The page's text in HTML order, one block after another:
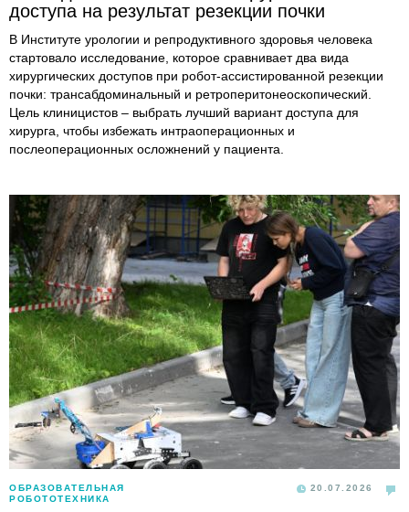
доступа на результат резекции почки
В Институте урологии и репродуктивного здоровья человека
стартовало исследование, которое сравнивает два вида
хирургических доступов при робот-ассистированной резекции
почки: трансабдоминальный и ретроперитонеоскопический.
Цель клиницистов – выбрать лучший вариант доступа для
хирурга, чтобы избежать интраоперационных и
послеоперационных осложнений у пациента.
ОБРАЗОВАТЕЛЬНАЯ
РОБОТОТЕХНИКА
20.07.2026